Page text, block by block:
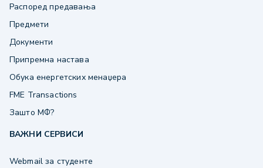
Распоред предавања
Предмети
Документи
Припремна настава
Обука енергетских менаџера
FME Transactions
Зашто МФ?
ВАЖНИ СЕРВИСИ
Webmail за студенте